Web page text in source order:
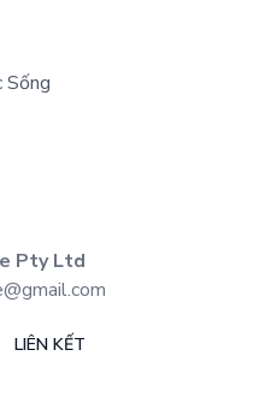
Pty Ltd
LIÊN KẾT